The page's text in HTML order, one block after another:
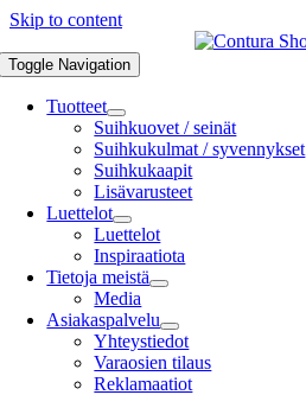
Skip to content
Toggle Navigation
Tuotteet
Suihkuovet / seinät
Suihkukulmat / syvennykset
Suihkukaapit
Lisävarusteet
Luettelot
Luettelot
Inspiraatiota
Tietoja meistä
Media
Asiakaspalvelu
Yhteystiedot
Varaosien tilaus
Reklamaatiot